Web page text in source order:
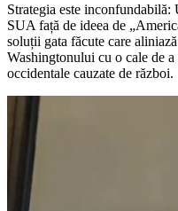
Strategia este inconfundabilă:
SUA față de ideea de
soluții gata făcute care
Washingtonului cu o cale de
occidentale cauzate de război.